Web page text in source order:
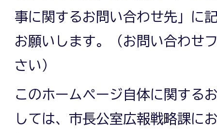
事に関するお問い合わせ先」に
お願いします。（お問い合わせ
さい）
このホームページ自体に関する
しては、市長公室広報戦略課に